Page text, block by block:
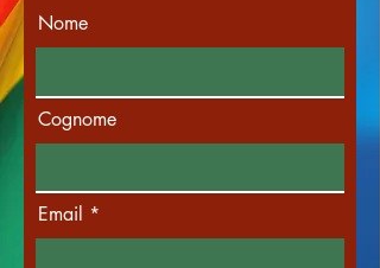
Nome
Cognome
Email